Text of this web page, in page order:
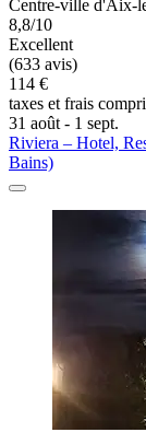
Centre-ville d'Aix-
8,8/10
Excellent
(633 avis)
114 €
taxes et frais
31 août - 1 sept.
Riviera – Hotel,
Bains)